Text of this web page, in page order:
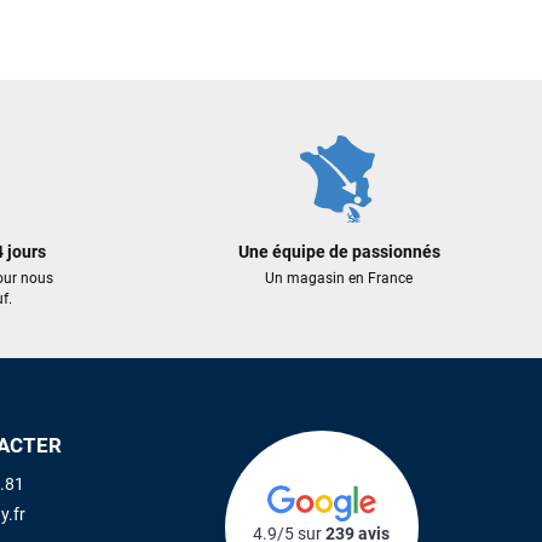
jours
nous
Une équipe de passionnés
Un magasin en France
4.9/5 sur239 avis